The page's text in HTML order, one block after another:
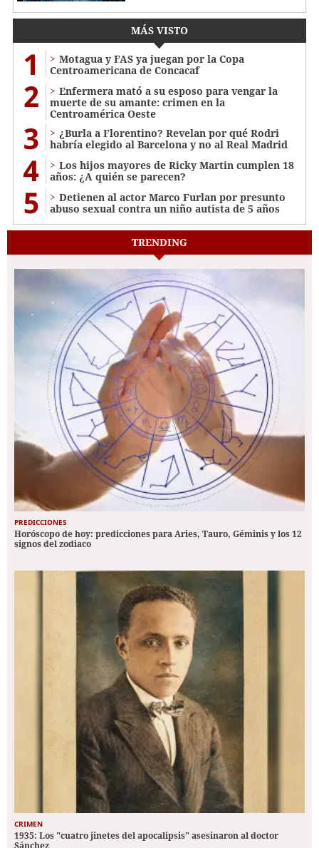
MÁS VISTO
1
Motagua y FAS ya juegan por la Copa
Centroamericana de Concacaf
2
Enfermera mató a su esposo para vengar la
muerte de su amante: crimen en la
Centroamérica Oeste
3
¿Burla a Florentino? Revelan por qué Rodri
habría elegido al Barcelona y no al Real Madrid
4
Los hijos mayores de Ricky Martin cumplen 18
años: ¿A quién se parecen?
5
Detienen al actor Marco Furlan por presunto
abuso sexual contra un niño autista de 5 años
TRENDING
PREDICCIONES
Horóscopo de hoy: predicciones para Aries, Tauro, Géminis y los 12
signos del zodiaco
CRIMEN
1935: Los "cuatro jinetes del apocalipsis" asesinaron al doctor
Sánchez